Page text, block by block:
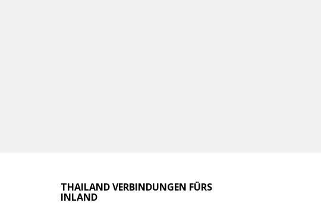
THAILAND VERBINDUNGEN FÜRS
INLAND